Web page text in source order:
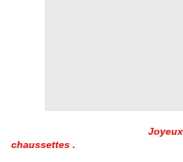
Joyeux
chaussettes .